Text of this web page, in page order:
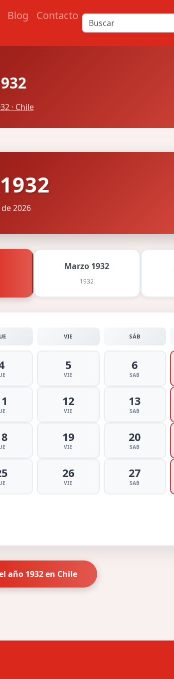
Blog Contacto
· Chile
2026
Marzo 1932
1932
VIE SÁB
5
VIE
6
SAB
12
VIE
13
SAB
19
VIE
20
SAB
26
VIE
27
SAB
año 1932 en Chile